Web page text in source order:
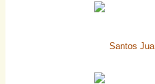
Santos